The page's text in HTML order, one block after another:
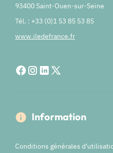
93400 Saint-Ouen-sur-Seine
Tél. : +33 (0)1 53 85 53 85
www.iledefrance.fr
Information
Conditions générales